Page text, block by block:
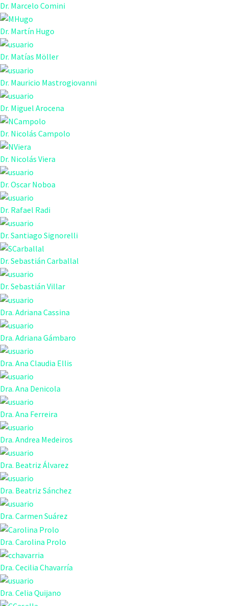
Dr. Marcelo Comini
Dr. Martín Hugo
Dr. Matías Möller
Dr. Mauricio Mastrogiovanni
Dr. Miguel Arocena
Dr. Nicolás Campolo
Dr. Nicolás Viera
Dr. Oscar Noboa
Dr. Rafael Radi
Dr. Santiago Signorelli
Dr. Sebastián Carballal
Dr. Sebastián Villar
Dra. Adriana Cassina
Dra. Adriana Gámbaro
Dra. Ana Claudia Ellis
Dra. Ana Denicola
Dra. Ana Ferreira
Dra. Andrea Medeiros
Dra. Beatriz Álvarez
Dra. Beatriz Sánchez
Dra. Carmen Suárez
Dra. Carolina Prolo
Dra. Cecilia Chavarría
Dra. Celia Quijano